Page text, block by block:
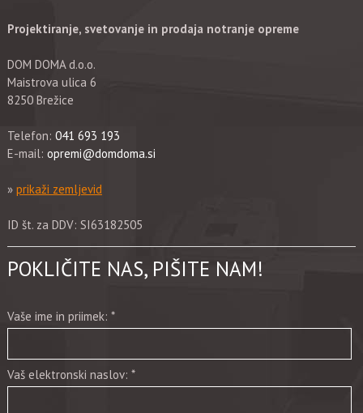
Projektiranje, svetovanje in prodaja notranje opreme
DOM DOMA d.o.o.
Maistrova ulica 6
8250 Brežice
Telefon: 041 693 193
E-mail: opremi@domdoma.si
» prikaži zemljevid
ID št. za DDV: SI63182505
POKLIČITE NAS, PIŠITE NAM!
Vaše ime in priimek: *
Vaš elektronski naslov: *